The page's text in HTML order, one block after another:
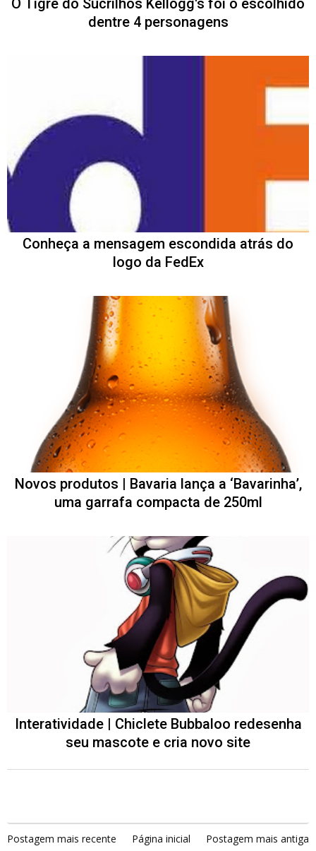
dentre 4 personagens
Conheça a mensagem escondida atrás do
logo da FedEx
Novos produtos | Bavaria lança a ‘Bavarinha’,
uma garrafa compacta de 250ml
Interatividade | Chiclete Bubbaloo redesenha
seu mascote e cria novo site
Postagem mais recente Página inicial Postagem mais antiga